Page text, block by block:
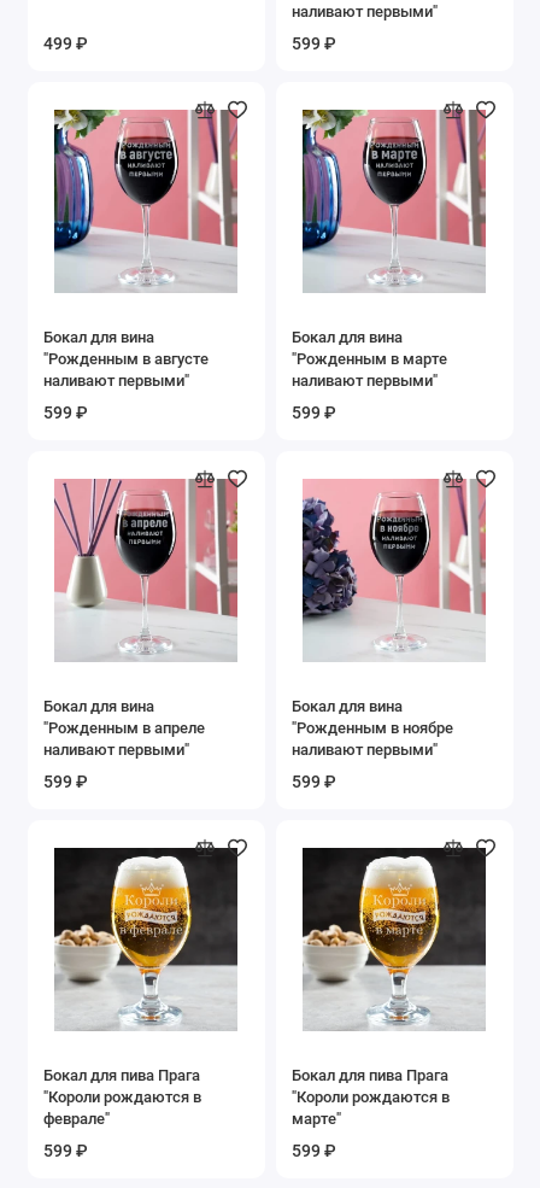
499 ₽
наливают первыми"
599 ₽
Бокал для вина
"Рожденным в августе
наливают первыми"
599 ₽
Бокал для вина
"Рожденным в марте
наливают первыми"
599 ₽
Бокал для вина
"Рожденным в апреле
наливают первыми"
599 ₽
Бокал для вина
"Рожденным в ноябре
наливают первыми"
599 ₽
Бокал для пива Прага
"Короли рождаются в
феврале"
599 ₽
Бокал для пива Прага
"Короли рождаются в
марте"
599 ₽